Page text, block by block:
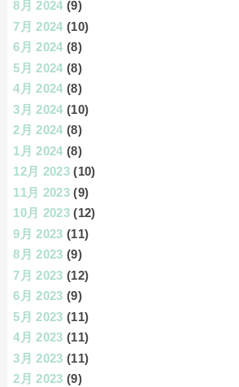
8月 2024 (9)
7月 2024 (10)
6月 2024 (8)
5月 2024 (8)
4月 2024 (8)
3月 2024 (10)
2月 2024 (8)
1月 2024 (8)
12月 2023 (10)
11月 2023 (9)
10月 2023 (12)
9月 2023 (11)
8月 2023 (9)
7月 2023 (12)
6月 2023 (9)
5月 2023 (11)
4月 2023 (11)
3月 2023 (11)
2月 2023 (9)